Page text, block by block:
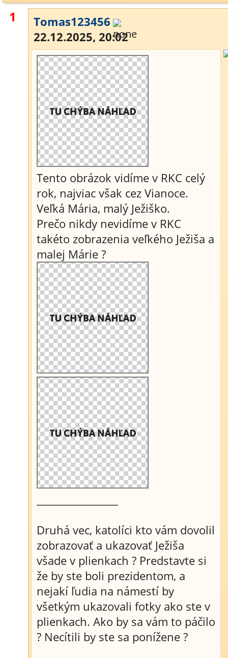
1
Tomas123456
22.12.2025, 20:02
Tento obrázok vidíme v RKC celý
rok, najviac však cez Vianoce.
Veľká Mária, malý Ježiško.
Prečo nikdy nevidíme v RKC
takéto zobrazenia veľkého Ježiša a
malej Márie ?
Druhá vec, katolíci kto vám dovolil
zobrazovať a ukazovať Ježiša
všade v plienkach ? Predstavte si
že by ste boli prezidentom, a
nejakí ľudia na námestí by
všetkým ukazovali fotky ako ste v
plienkach. Ako by sa vám to páčilo
? Necítili by ste sa ponížene ?